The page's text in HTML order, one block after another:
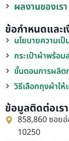
ผลงานของเรา
ข้อกำหนดและเ
นโยบายความเ
กระเป๋าผ้าพร้อ
ขั้นตอนการผลิต
วิธีเลือกถุงผ้าให้
ข้อมูลติดต่อเรา
858,860 ซอย
10250